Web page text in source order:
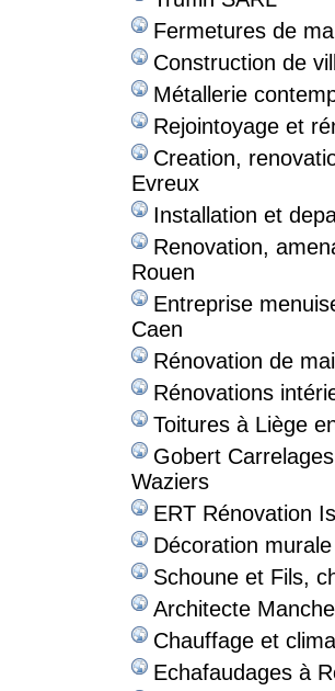
Fermetures de
Construction de
Métallerie
Rejointoyage et
Creation,
Evreux
Installation et
Renovation,
Rouen
Entreprise
Caen
Rénovation de
Rénovations
Toitures à Liège
Gobert
Waziers
ERT Rénovation
Décoration
Schoune et Fils,
Architecte
Chauffage et
Echafaudages à